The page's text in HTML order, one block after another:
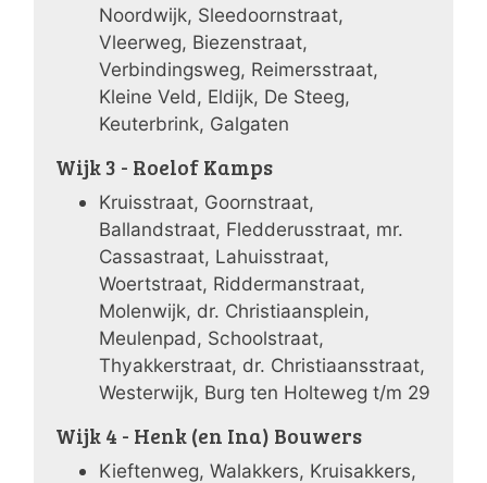
Noordwijk, Sleedoornstraat,
Vleerweg, Biezenstraat,
Verbindingsweg, Reimersstraat,
Kleine Veld, Eldijk, De Steeg,
Keuterbrink, Galgaten
Wijk 3 - Roelof Kamps
Kruisstraat, Goornstraat,
Ballandstraat, Fledderusstraat, mr.
Cassastraat, Lahuisstraat,
Woertstraat, Riddermanstraat,
Molenwijk, dr. Christiaansplein,
Meulenpad, Schoolstraat,
Thyakkerstraat, dr. Christiaansstraat,
Westerwijk, Burg ten Holteweg t/m 29
Wijk 4 - Henk (en Ina) Bouwers
Kieftenweg, Walakkers, Kruisakkers,